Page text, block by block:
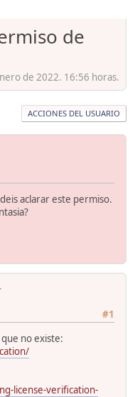
de
de 2022. 16:56 horas.
ACCIONES DEL USUARIO
aclarar este permiso.
#1
no existe:
license-verification-